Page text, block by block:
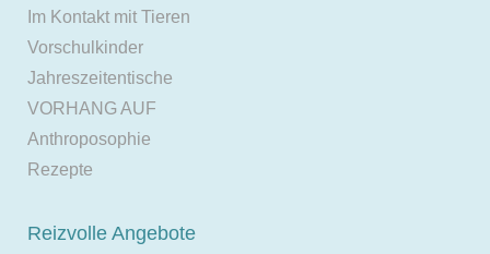
Im Kontakt mit Tieren
Vorschulkinder
Jahreszeitentische
VORHANG AUF
Anthroposophie
Rezepte
Reizvolle Angebote